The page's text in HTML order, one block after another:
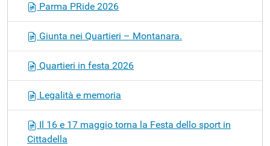
Parma PRide 2026
Giunta nei Quartieri – Montanara.
Quartieri in festa 2026
Legalità e memoria
Il 16 e 17 maggio torna la Festa dello sport in
Cittadella